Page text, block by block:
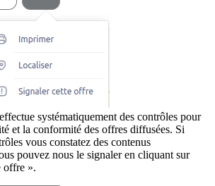
systématiquement des contrôles pour
et la conformité des offres diffusées. Si
vous constatez des contenus
pouvez nous le signaler en cliquant sur
offre ».